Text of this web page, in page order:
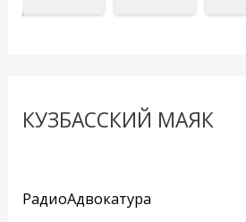
КУЗБАССКИЙ МАЯК
РадиоАдвокатура